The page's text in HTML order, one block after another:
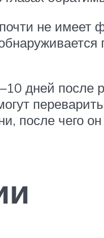
не имеет
дней после
после чего он